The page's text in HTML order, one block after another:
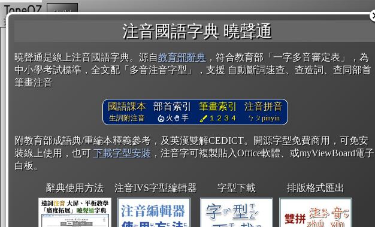
注音國語字典 曉聲通
曉聲通是線上注音國語字典。源自教育部辭典 ，符合教育部「一字多音審定表」，為
中小學考試標準，全文配「多音注音字型」，支援 自動斷詞速查、查造詞、查同部首
筆畫注音
國語課本
生詞附注音
部首索引
火 手
筆畫索引
１２３４
注音拼音
ㄅㄆpinyin
附教育部成語典/重編本釋義參考，及英漢雙解CEDICT。開源字型免費商用，可免安
裝線上使用，也可 下載字型安裝 ，注音字可複製貼入Office軟體、或myViewBoard電子
白板。
辭典使用方法 注音IVS字型編輯器 字型下載 排版格式匯出
複製